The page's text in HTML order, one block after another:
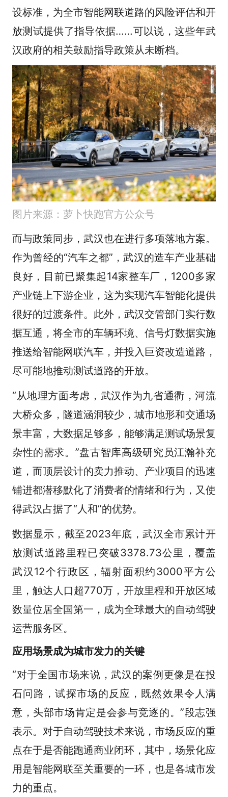
设标准，为全市智能网联道路的风险评估和开
放测试提供了指导依据……可以说，这些年武
汉政府的相关鼓励指导政策从未断档。
图片来源：萝卜快跑官方公众号
而与政策同步，武汉也在进行多项落地方案。
作为曾经的“汽车之都”，武汉的造车产业基础
良好，目前已聚集起14家整车厂，1200多家
产业链上下游企业，这为实现汽车智能化提供
很好的过渡条件。此外，武汉交管部门实行数
据互通，将全市的车辆环境、信号灯数据实施
推送给智能网联汽车，并投入巨资改造道路，
尽可能地推动测试道路的开放。
“从地理方面考虑，武汉作为九省通衢，河流
大桥众多，隧道涵洞较少，城市地形和交通场
景丰富，大数据足够多，能够满足测试场景复
杂性的需求。”盘古智库高级研究员江瀚补充
道，而顶层设计的卖力推动、产业项目的迅速
铺进都潜移默化了消费者的情绪和行为，又使
得武汉占据了“人和”的优势。
数据显示，截至2023年底，武汉全市累计开
放测试道路里程已突破3378.73公里，覆盖
武汉12个行政区，辐射面积约3000平方公
里，触达人口超770万，开放里程和开放区域
数量位居全国第一，成为全球最大的自动驾驶
运营服务区。
应用场景成为城市发力的关键
“对于全国市场来说，武汉的案例更像是在投
石问路，试探市场的反应，既然效果令人满
意，头部市场肯定是会参与竞逐的。”段志强
表示。对于自动驾驶技术来说，市场反应的重
点在于是否能跑通商业闭环，其中，场景化应
用是智能网联至关重要的一环，也是各城市发
力的重点。